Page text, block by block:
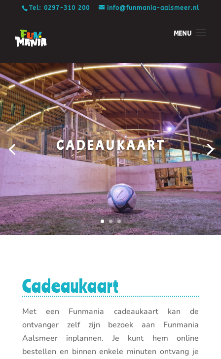
Tel: 0297-310 200 info@funmania-aalsmeer.nl
CADEAUKAART
Cadeaukaart
Met een Funmania cadeaukaart kan de
ontvanger zelf zijn bezoek aan Funmania
Aalsmeer inplannen. Je kunt hem online
bestellen en binnen enkele minuten ontvang je